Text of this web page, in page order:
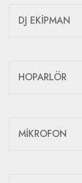
DJ EKİPMAN
HOPARLÖR
MİKROFON